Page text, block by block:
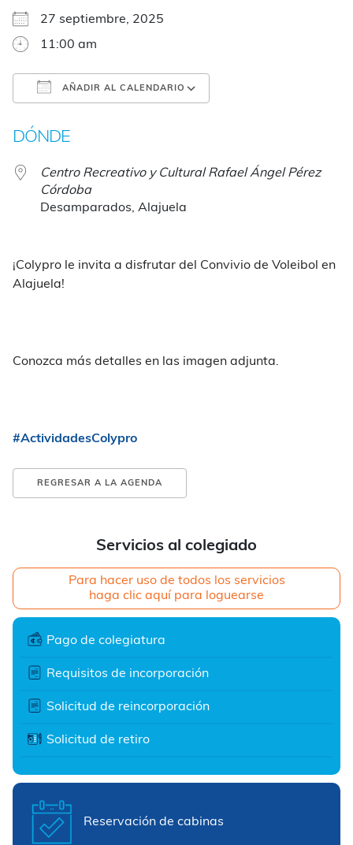
Servicios al colegiado
Para hacer uso de todos los servicios
haga clic aquí para loguearse
Pago de colegiatura
Requisitos de incorporación
Solicitud de reincorporación
Solicitud de retiro
Reservación de cabinas
27 septiembre, 2025
11:00 am
AÑADIR AL CALENDARIO
DÓNDE
Centro Recreativo y Cultural Rafael Ángel Pérez
Córdoba
Desamparados, Alajuela
¡Colypro le invita a disfrutar del Convivio de Voleibol en
Alajuela!
Conozca más detalles en las imagen adjunta.
#ActividadesColypro
REGRESAR A LA AGENDA